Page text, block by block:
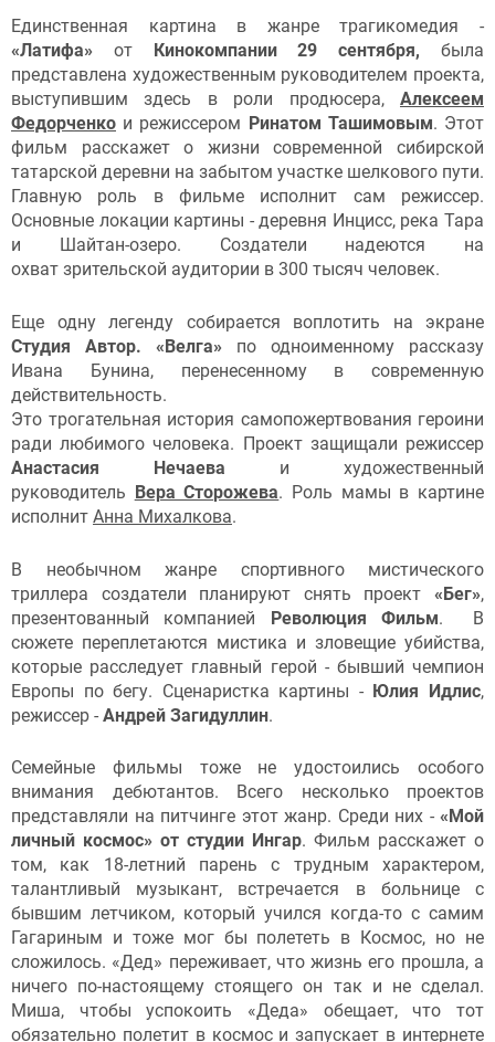
Единственная картина в жанре трагикомедия -
«Латифа» от Кинокомпании 29 сентября, была
представлена художественным руководителем проекта,
выступившим здесь в роли продюсера, Алексеем
Федорченко и режиссером Ринатом Ташимовым. Этот
фильм расскажет о жизни современной сибирской
татарской деревни на забытом участке шелкового пути.
Главную роль в фильме исполнит сам режиссер.
Основные локации картины - деревня Инцисс, река Тара
и Шайтан-озеро. Создатели надеются на
охват зрительской аудитории в 300 тысяч человек.
Еще одну легенду собирается воплотить на экране
Студия Автор. «Велга» по одноименному рассказу
Ивана Бунина, перенесенному в современную
действительность.
Это трогательная история самопожертвования героини
ради любимого человека. Проект защищали режиссер
Анастасия Нечаева и художественный
руководитель Вера Сторожева. Роль мамы в картине
исполнит Анна Михалкова.
В необычном жанре спортивного мистического
триллера создатели планируют снять проект «Бег»,
презентованный компанией Революция Фильм. В
сюжете переплетаются мистика и зловещие убийства,
которые расследует главный герой - бывший чемпион
Европы по бегу. Сценаристка картины - Юлия Идлис,
режиссер - Андрей Загидуллин.
Семейные фильмы тоже не удостоились особого
внимания дебютантов. Всего несколько проектов
представляли на питчинге этот жанр. Среди них - «Мой
личный космос» от студии Ингар. Фильм расскажет о
том, как 18-летний парень с трудным характером,
талантливый музыкант, встречается в больнице с
бывшим летчиком, который учился когда-то с самим
Гагариным и тоже мог бы полететь в Космос, но не
сложилось. «Дед» переживает, что жизнь его прошла, а
ничего по-настоящему стоящего он так и не сделал.
Миша, чтобы успокоить «Деда» обещает, что тот
обязательно полетит в космос и запускает в интернете